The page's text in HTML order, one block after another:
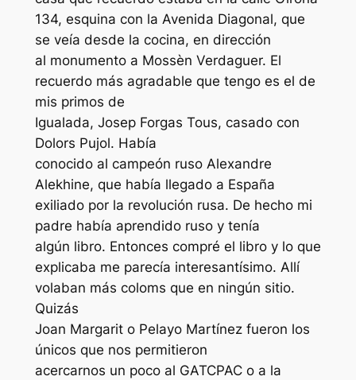
134, esquina con la Avenida Diagonal, que
se veía desde la cocina, en dirección
al monumento a Mossèn Verdaguer. El
recuerdo más agradable que tengo es el de
mis primos de
Igualada, Josep Forgas Tous, casado con
Dolors Pujol. Había
conocido al campeón ruso Alexandre
Alekhine, que había llegado a España
exiliado por la revolución rusa. De hecho mi
padre había aprendido ruso y tenía
algún libro. Entonces compré el libro y lo que
explicaba me parecía interesantísimo. Allí
volaban más coloms que en ningún sitio.
Quizás
Joan Margarit o Pelayo Martínez fueron los
únicos que nos permitieron
acercarnos un poco al GATCPAC o a la